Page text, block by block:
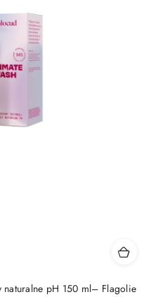
pH 150 ml– Flagolie